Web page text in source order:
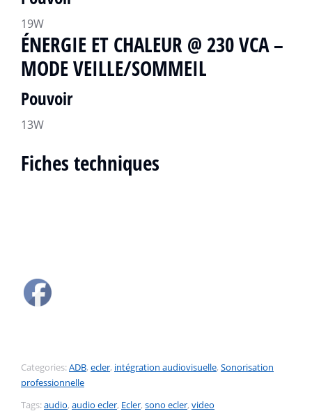
19W
ÉNERGIE ET ​​CHALEUR @ 230 VCA –
MODE VEILLE/SOMMEIL
Pouvoir
13W
Fiches techniques
Categories:ADB, ecler, intégration audiovisuelle, Sonorisation
professionnelle
Tags:audio, audio ecler, Ecler, sono ecler, video